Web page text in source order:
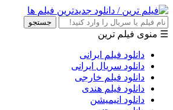
جستجو
☰ منوی فیلم ترین
دانلود فیلم ایرانی
دانلود سریال ایرانی
دانلود فیلم خارجی
دانلود فیلم هندی
دانلود انیمیشن